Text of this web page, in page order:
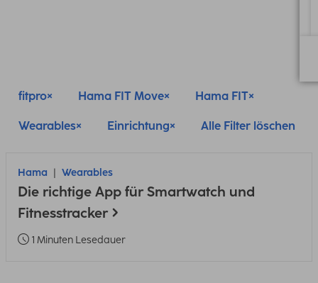
fitpro Hama FIT Move Hama FIT
Wearables Einrichtung Alle Filter löschen
Hama Wearables
Die richtige App für Smartwatch und
Fitnesstracker
1 Minuten Lesedauer